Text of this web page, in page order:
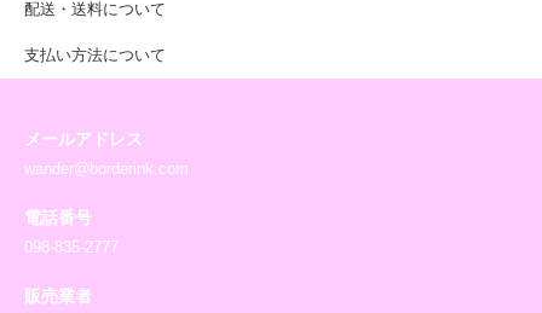
配送・送料について
支払い方法について
メールアドレス
wander@borderink.com
電話番号
098-835-2777
販売業者